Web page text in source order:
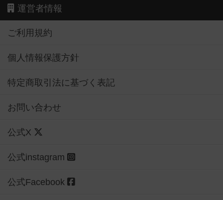
運営者情報
ご利用規約
個人情報保護方針
特定商取引法に基づく表記
お問い合わせ
公式X
公式instagram
公式Facebook